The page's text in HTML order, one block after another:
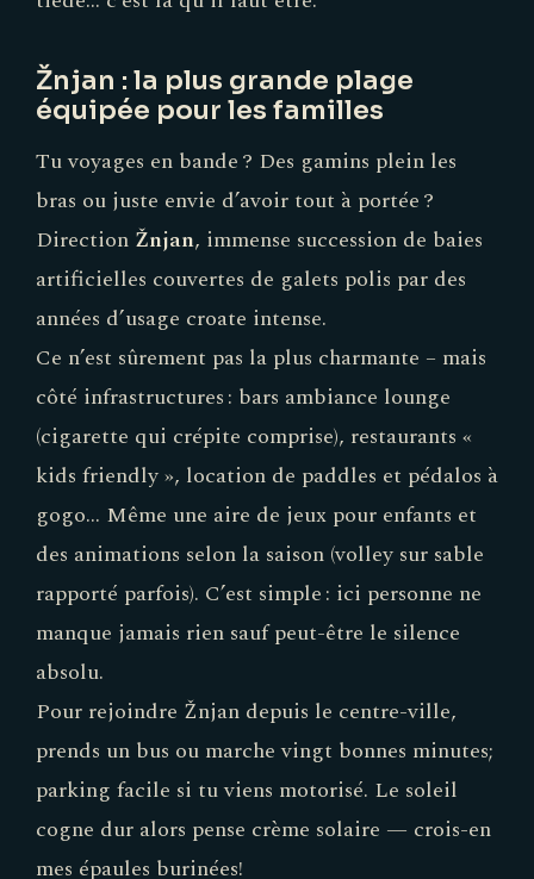
Žnjan : la plus grande plage
équipée pour les familles
Tu voyages en bande ? Des gamins plein les
bras ou juste envie d’avoir tout à portée ?
Direction Žnjan, immense succession de baies
artificielles couvertes de galets polis par des
années d’usage croate intense.
Ce n’est sûrement pas la plus charmante – mais
côté infrastructures : bars ambiance lounge
(cigarette qui crépite comprise), restaurants «
kids friendly », location de paddles et pédalos à
gogo… Même une aire de jeux pour enfants et
des animations selon la saison (volley sur sable
rapporté parfois). C’est simple : ici personne ne
manque jamais rien sauf peut-être le silence
absolu.
Pour rejoindre Žnjan depuis le centre-ville,
prends un bus ou marche vingt bonnes minutes;
parking facile si tu viens motorisé. Le soleil
cogne dur alors pense crème solaire — crois-en
mes épaules burinées!